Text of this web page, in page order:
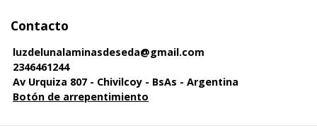
Contacto
luzdelunalaminasdeseda@gmail.com
2346461244
Av Urquiza 807 - Chivilcoy - BsAs - Argentina
Botón de arrepentimiento